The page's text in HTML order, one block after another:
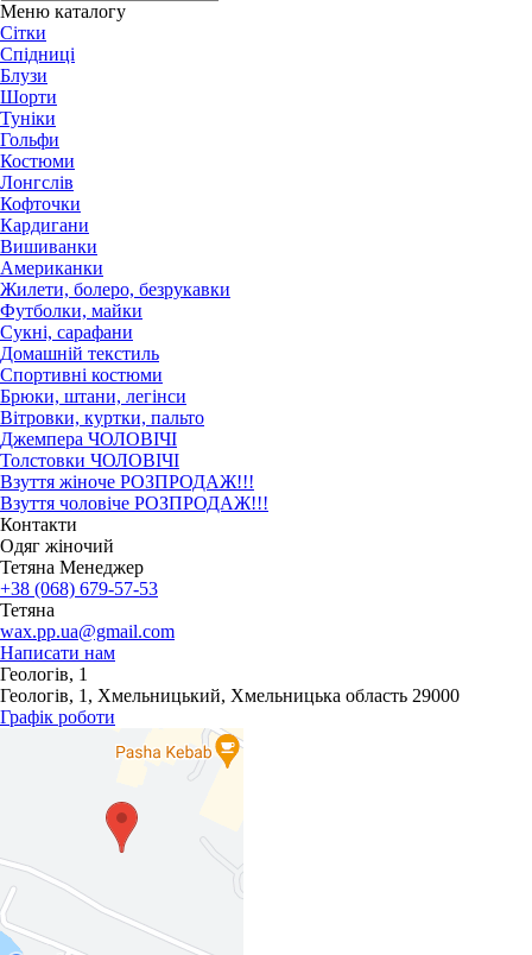
Меню каталогу
Сітки
Спідниці
Блузи
Шорти
Туніки
Гольфи
Костюми
Лонгслів
Кофточки
Кардигани
Вишиванки
Американки
Жилети, болеро, безрукавки
Футболки, майки
Сукні, сарафани
Домашній текстиль
Спортивні костюми
Брюки, штани, легінси
Вітровки, куртки, пальто
Джемпера ЧОЛОВІЧІ
Толстовки ЧОЛОВІЧІ
Взуття жіноче РОЗПРОДАЖ!!!
Взуття чоловіче РОЗПРОДАЖ!!!
Контакти
Одяг жіночий
Тетяна Менеджер
+38 (068) 679-57-53
Тетяна
wax.pp.ua@gmail.com
Написати нам
Геологів, 1
Геологів, 1, Хмельницький, Хмельницька область 29000
Графік роботи